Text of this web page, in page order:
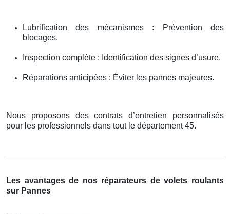
Lubrification des mécanismes : Prévention des
blocages.
Inspection complète : Identification des signes d’usure.
Réparations anticipées : Éviter les pannes majeures.
Nous proposons des contrats d’entretien personnalisés
pour les professionnels dans tout le département 45.
Les avantages de nos réparateurs de volets roulants
sur Pannes